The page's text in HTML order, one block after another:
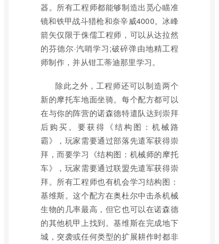
器。所有工程师都能够制造出觅心瞄准
镜和铁甲战斗猎枪和奈辛威4000。冰峰
箭矢仅限于侏儒工程师，可以从达拉然
的芬德尔·汽哨学习;破碎弹由地精工程
师制作，并从钳工蒂迪那里学习。
除此之外，工程师还可以制造两个
新的摩托车地面坐骑。每个配方都可以
在与你的阵营的诺森德特遣队达到崇拜
后购买。要获得《结构图：机械路
霸》，玩家需要通过部落先遣军获得崇
拜，而要学习《结构图：机械师的摩托
车》，玩家需要通过联盟先遣军获得崇
拜。所有工程师也有机会学习结构图：
基维斯。这个配方在奥杜尔中击杀机械
生物的几率最高，但它也可以在诺森德
的其他机甲上找到。基维斯在完成地下
城，突袭或任何类型的扩展耕作时都非